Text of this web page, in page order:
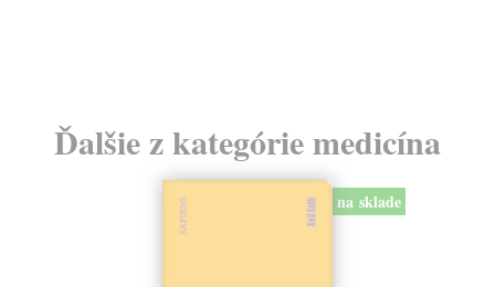
Ďalšie z kategórie medicína
na sklade